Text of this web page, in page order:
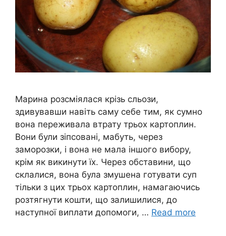
Марина розсміялася крізь сльози,
здивувавши навіть саму себе тим, як сумно
вона переживала втрату трьох картоплин.
Вони були зіпсовані, мабуть, через
заморозки, і вона не мала іншого вибору,
крім як викинути їх. Через обставини, що
склалися, вона була змушена готувати суп
тільки з цих трьох картоплин, намагаючись
розтягнути кошти, що залишилися, до
наступної виплати допомоги, … Read more